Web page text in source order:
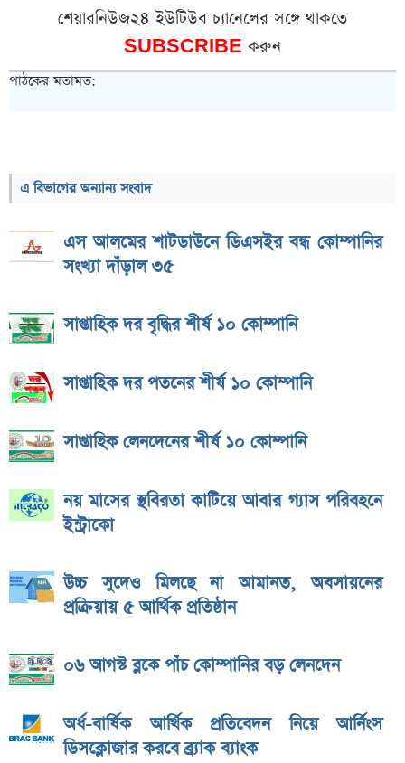
শেয়ারনিউজ২৪ ইউটিউব চ্যানেলের সঙ্গে থাকতে
SUBSCRIBEকরুন
পাঠকের মতামত:
এ বিভাগের অন্যান্য সংবাদ
এস আলমের শাটডাউনে ডিএসইর বন্ধ কোম্পানির
সংখ্যা দাঁড়াল ৩৫
সাপ্তাহিক দর বৃদ্ধির শীর্ষ ১০ কোম্পানি
সাপ্তাহিক দর পতনের শীর্ষ ১০ কোম্পানি
সাপ্তাহিক লেনদেনের শীর্ষ ১০ কোম্পানি
নয় মাসের স্থবিরতা কাটিয়ে আবার গ্যাস পরিবহনে
ইন্ট্রাকো
উচ্চ সুদেও মিলছে না আমানত, অবসায়নের
প্রক্রিয়ায় ৫ আর্থিক প্রতিষ্ঠান
০৬ আগস্ট ব্লকে পাঁচ কোম্পানির বড় লেনদেন
অর্ধ-বার্ষিক আর্থিক প্রতিবেদন নিয়ে আর্নিংস
ডিসক্লোজার করবে ব্র্যাক ব্যাংক